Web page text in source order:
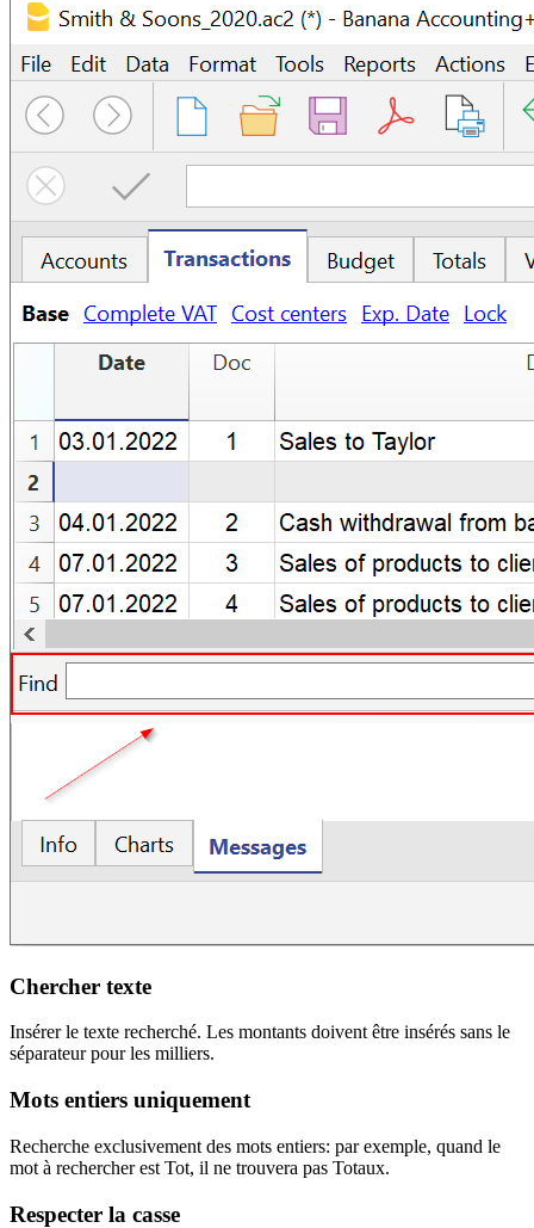
Chercher texte
Insérer le texte recherché. Les montants doivent être insérés sans le
séparateur pour les milliers.
Mots entiers uniquement
Recherche exclusivement des mots entiers: par exemple, quand le
mot à rechercher est Tot, il ne trouvera pas Totaux.
Respecter la casse